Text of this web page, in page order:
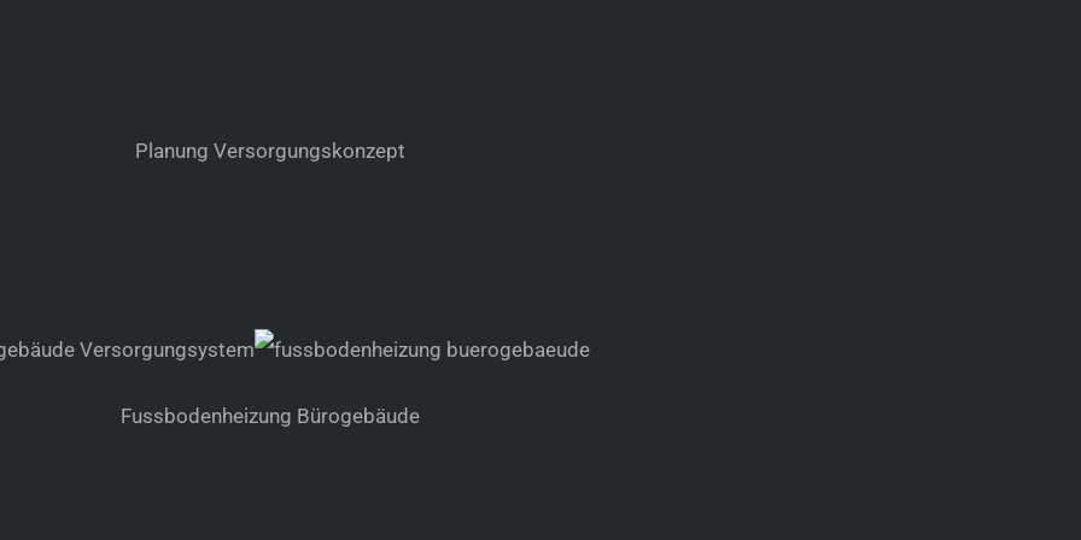
Planung Versorgungskonzept
Versorgungsystem
Fussbodenheizung Bürogebäude